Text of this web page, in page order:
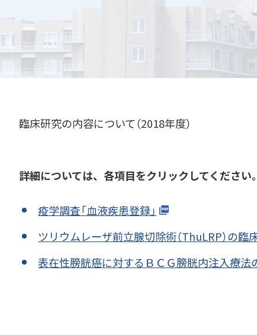
臨床研究の内容について（2018年度）
詳細については、各項目をクリックしてください
疫学調査「血液疾患登録」
ツリウムレーザ前立腺切除術（ThuLRP）の臨
表在性膀胱癌に対するＢＣＧ膀胱内注入療法